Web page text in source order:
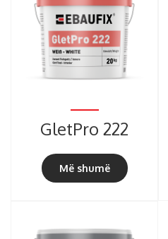
GletPro 222
Më shumë